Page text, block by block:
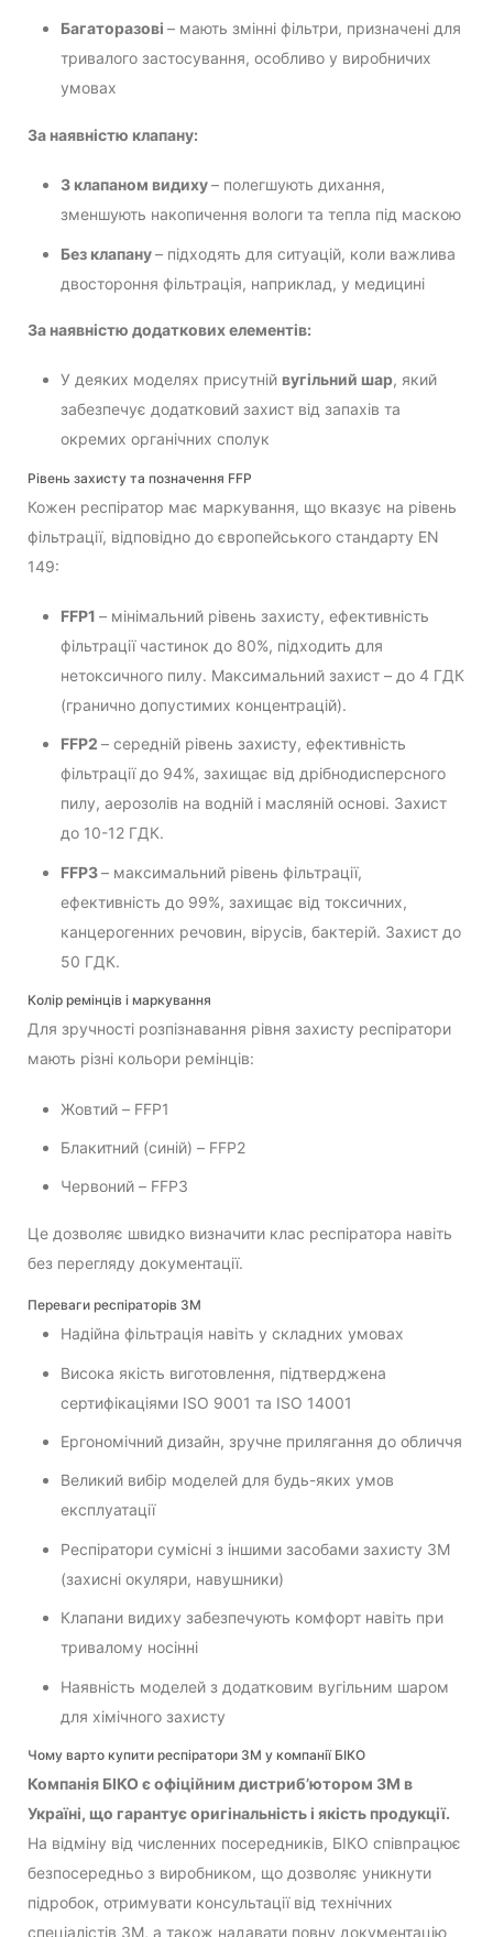
Багаторазові – мають змінні фільтри, призначені для
тривалого застосування, особливо у виробничих
умовах
За наявністю клапану:
З клапаном видиху– полегшують дихання,
зменшують накопичення вологи та тепла під маскою
Без клапану– підходять для ситуацій, коли важлива
двостороння фільтрація, наприклад, у медицині
За наявністю додаткових елементів:
У деяких моделях присутній вугільний шар, який
забезпечує додатковий захист від запахів та
окремих органічних сполук
Рівень захисту та позначення FFP
Кожен респіратор має маркування, що вказує на рівень
фільтрації, відповідно до європейського стандарту EN
149:
FFP1 – мінімальний рівень захисту, ефективність
фільтрації частинок до 80%, підходить для
нетоксичного пилу. Максимальний захист – до 4 ГДК
(гранично допустимих концентрацій).
FFP2 – середній рівень захисту, ефективність
фільтрації до 94%, захищає від дрібнодисперсного
пилу, аерозолів на водній і масляній основі. Захист
до 10-12 ГДК.
FFP3– максимальний рівень фільтрації,
ефективність до 99%, захищає від токсичних,
канцерогенних речовин, вірусів, бактерій. Захист до
50 ГДК.
Колір ремінців і маркування
Для зручності розпізнавання рівня захисту респіратори
мають різні кольори ремінців:
Жовтий – FFP1
Блакитний (синій) – FFP2
Червоний – FFP3
Це дозволяє швидко визначити клас респіратора навіть
без перегляду документації.
Переваги респіраторів 3M
Надійна фільтрація навіть у складних умовах
Висока якість виготовлення, підтверджена
сертифікаціями ISO 9001 та ISO 14001
Ергономічний дизайн, зручне прилягання до обличчя
Великий вибір моделей для будь-яких умов
експлуатації
Респіратори сумісні з іншими засобами захисту 3M
(захисні окуляри, навушники)
Клапани видиху забезпечують комфорт навіть при
тривалому носінні
Наявність моделей з додатковим вугільним шаром
для хімічного захисту
Чому варто купити респіратори 3M у компанії БІКО
Компанія БІКО є офіційним дистриб’ютором 3М в
Україні, що гарантує оригінальність і якість продукції.
На відміну від численних посередників, БІКО співпрацює
безпосередньо з виробником, що дозволяє уникнути
підробок, отримувати консультації від технічних
спеціалістів 3M, а також надавати повну документацію